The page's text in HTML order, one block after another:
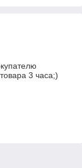
3 часа;)